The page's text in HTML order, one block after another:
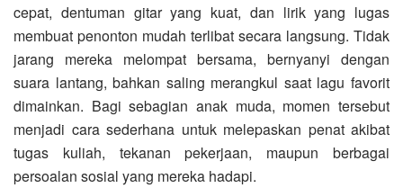
cepat, dentuman gitar yang kuat, dan lirik yang lugas
membuat penonton mudah terlibat secara langsung. Tidak
jarang mereka melompat bersama, bernyanyi dengan
suara lantang, bahkan saling merangkul saat lagu favorit
dimainkan. Bagi sebagian anak muda, momen tersebut
menjadi cara sederhana untuk melepaskan penat akibat
tugas kuliah, tekanan pekerjaan, maupun berbagai
persoalan sosial yang mereka hadapi.